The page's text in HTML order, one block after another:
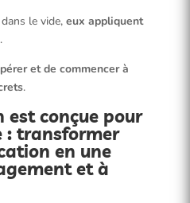
le vide, eux appliquent
.
et de commencer à
.
conçue pour
: transformer
en une
et à